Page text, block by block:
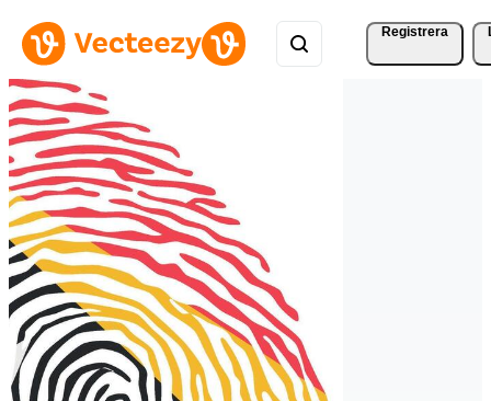
Registrera